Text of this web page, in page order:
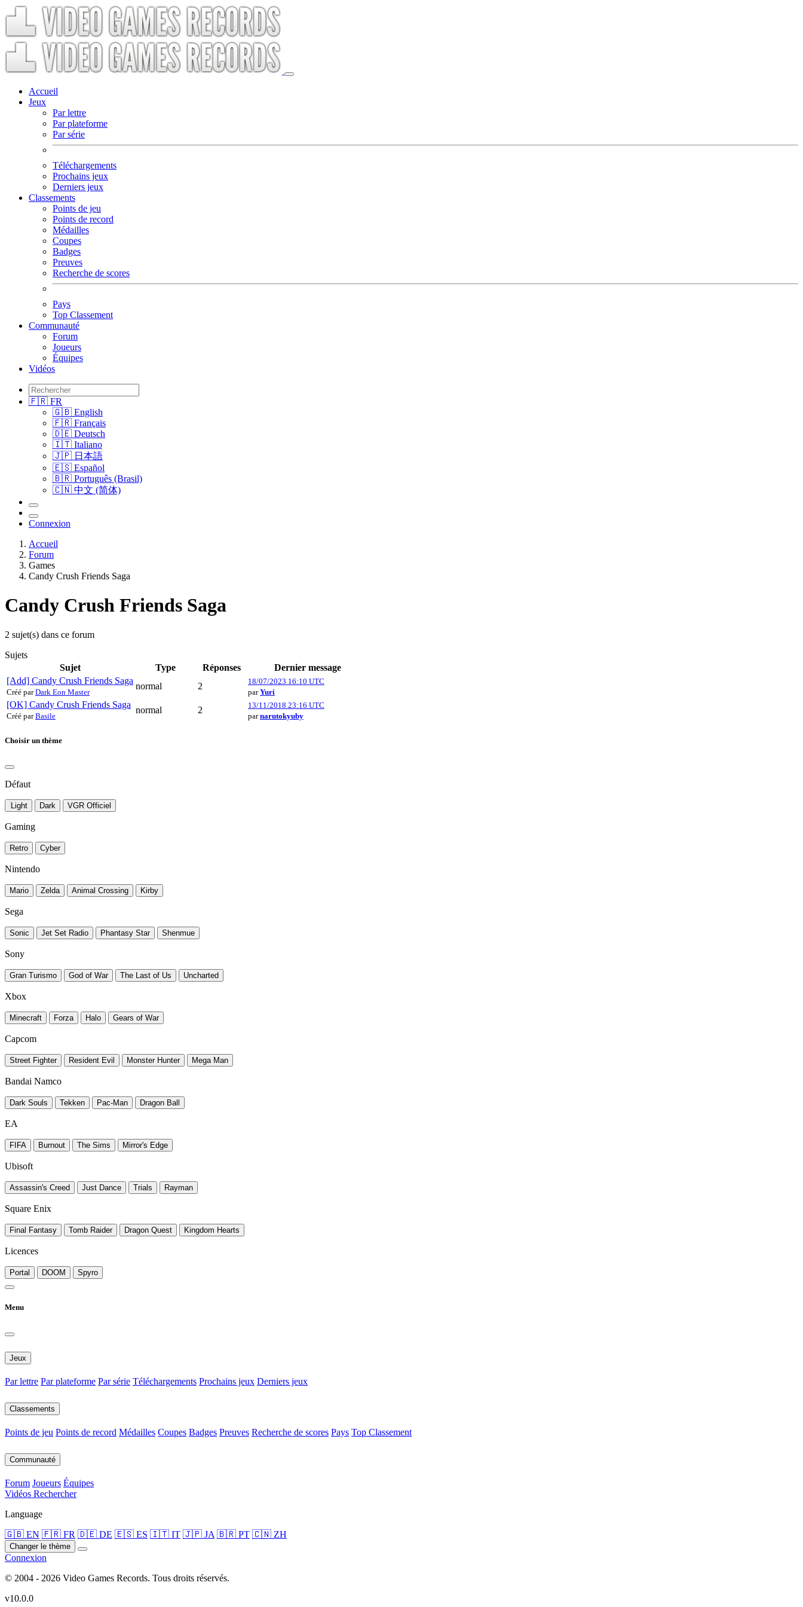
Accueil
Jeux
Par lettre
Par plateforme
Par série
Téléchargements
Prochains jeux
Derniers jeux
Classements
Points de jeu
Points de record
Médailles
Coupes
Badges
Preuves
Recherche de scores
Pays
Top Classement
Communauté
Forum
Joueurs
Équipes
Vidéos
🇫🇷 FR
🇬🇧 English
🇫🇷 Français
🇩🇪 Deutsch
🇮🇹 Italiano
🇯🇵 日本語
🇪🇸 Español
🇧🇷 Português (Brasil)
🇨🇳 中文 (简体)
Connexion
Accueil
Forum
Games
Candy Crush Friends Saga
Candy Crush Friends Saga
2 sujet(s) dans ce forum
Sujets
Sujet
Type Réponses
Dernier message
[Add] Candy Crush Friends Saga
Créé parDark Eon Master
normal 2
18/07/2023 16:10 UTC
parYuri
[OK] Candy Crush Friends Saga
Créé parBasile
normal 2
13/11/2018 23:16 UTC
parnarutokyuby
Choisir un thème
Défaut
Light Dark VGR Officiel
Gaming
Retro Cyber
Nintendo
Mario Zelda Animal Crossing Kirby
Sega
Sonic Jet Set Radio Phantasy Star Shenmue
Sony
Gran Turismo God of War The Last of Us Uncharted
Xbox
Minecraft Forza Halo Gears of War
Capcom
Street Fighter Resident Evil Monster Hunter Mega Man
Bandai Namco
Dark Souls Tekken Pac-Man Dragon Ball
EA
FIFA Burnout The Sims Mirror's Edge
Ubisoft
Assassin's Creed Just Dance Trials Rayman
Square Enix
Final Fantasy Tomb Raider Dragon Quest Kingdom Hearts
Licences
Portal DOOM Spyro
Menu
Jeux
Par lettre Par plateforme Par série Téléchargements Prochains jeux Derniers jeux
Classements
Points de jeu Points de record Médailles Coupes Badges Preuves Recherche de scores Pays Top Classement
Communauté
Forum Joueurs Équipes
Vidéos Rechercher
Language
🇬🇧 EN 🇫🇷 FR 🇩🇪 DE 🇪🇸 ES 🇮🇹 IT 🇯🇵 JA 🇧🇷 PT 🇨🇳 ZH
Changer le thème
Connexion
© 2004 - 2026 Video Games Records. Tous droits réservés.
v10.0.0